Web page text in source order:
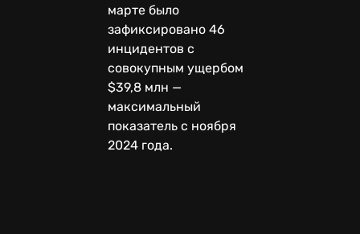
марте было
зафиксировано 46
инцидентов с
совокупным ущербом
$39,8 млн —
максимальный
показатель с ноября
2024 года.